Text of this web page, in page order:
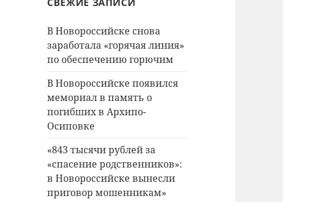
В Новороссийске снова
заработала «горячая линия»
по обеспечению горючим
В Новороссийске появился
мемориал в память о
погибших в Архипо-
Осиповке
«843 тысячи рублей за
«спасение родственников»:
в Новороссийске вынесли
приговор мошенникам»